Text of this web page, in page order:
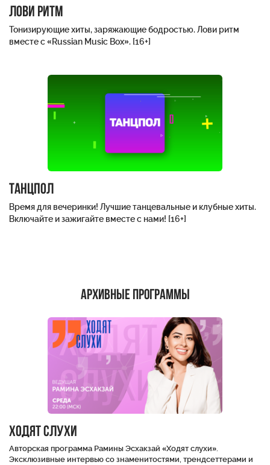
Лови ритм
Тонизирующие хиты, заряжающие бодростью. Лови ритм
вместе с «Russian Music Box». [16+]
Танцпол
Время для вечеринки! Лучшие танцевальные и клубные хиты.
Включайте и зажигайте вместе с нами! [16+]
Архивные программы
ХОДЯТ СЛУХИ
Авторская программа Рамины Эсхакзай «Ходят слухи».
Эксклюзивные интервью со знаменитостями, трендсеттерами и